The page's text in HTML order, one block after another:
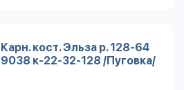
Карн. кост. Эльза р. 128-64
9038 к-22-32-128 /Пуговка/